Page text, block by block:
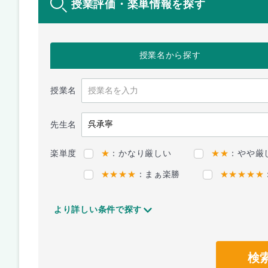
授業評価・楽単情報を探す
授業名から探す
授業名
先生名
楽単度 ★ ：かなり厳しい ★★ ：やや厳
★★★★ ：まぁ楽勝 ★★★★★
より詳しい条件で探す
検